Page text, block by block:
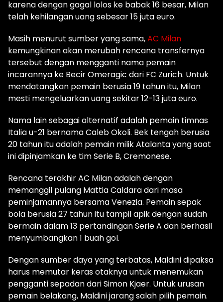
karena dengan gagal lolos ke babak 16 besar, Milan
telah kehilangan uang sebesar 15 juta euro.
Masih menurut sumber yang sama,AC Milan
kemungkinan akan merubah rencana transfernya
tersebut dengan mengganti nama pemain
incarannya ke Becir Omeragic dari FC Zurich. Untuk
mendatangkan pemain berusia 19 tahun itu, Milan
mesti mengeluarkan uang sekitar 12-13 juta euro.
Nama lain sebagai alternatif adalah pemain timnas
Italia u-21 bernama Caleb Okoli. Bek tengah berusia
20 tahun itu adalah pemain milik Atalanta yang saat
ini dipinjamkan ke tim Serie B, Cremonese.
Rencana terakhir AC Milan adalah dengan
memanggil pulang Mattia Caldara dari masa
peminjamannya bersama Venezia. Pemain sepak
bola berusia 27 tahun itu tampil apik dengan sudah
bermain dalam 13 pertandingan Serie A dan berhasil
menyumbangkan 1 buah gol.
Dengan sumber daya yang terbatas, Maldini dipaksa
harus memutar keras otaknya untuk menemukan
pengganti sepadan dari Simon Kjaer. Untuk urusan
pemain belakang, Maldini jarang salah pilih pemain.